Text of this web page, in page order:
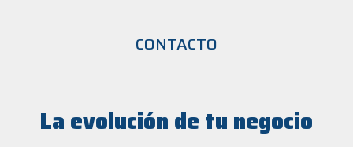
CONTACTO
La evolución de tu negocio